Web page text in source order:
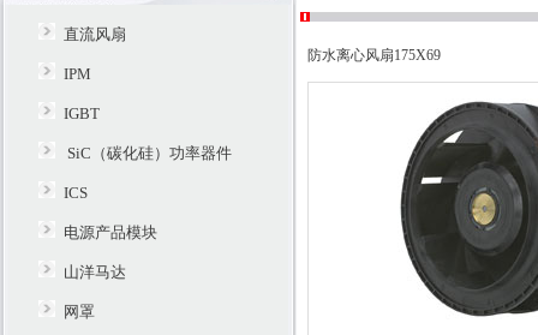
直流风扇
IPM
IGBT
SiC（碳化硅）功率器件
ICS
电源产品模块
山洋马达
网罩
防水离心风扇175X69